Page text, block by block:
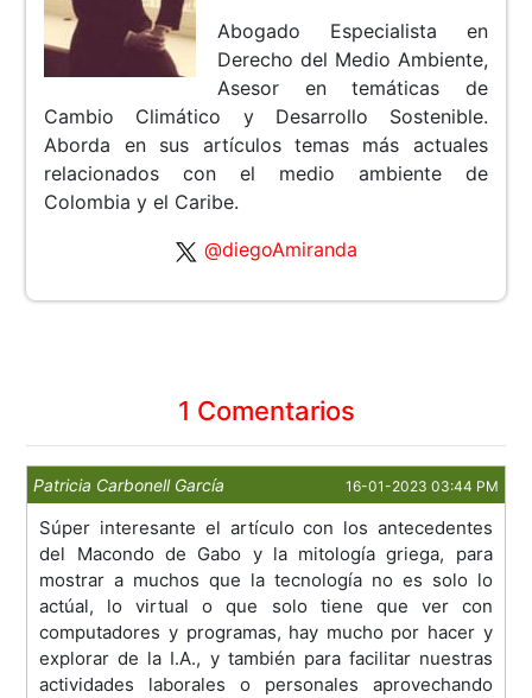
Abogado Especialista en
Derecho del Medio Ambiente,
Asesor en temáticas de
Cambio Climático y Desarrollo Sostenible.
Aborda en sus artículos temas más actuales
relacionados con el medio ambiente de
Colombia y el Caribe.
@diegoAmiranda
1 Comentarios
Patricia Carbonell García 16-01-2023 03:44 PM
Súper interesante el artículo con los antecedentes
del Macondo de Gabo y la mitología griega, para
mostrar a muchos que la tecnología no es solo lo
actúal, lo virtual o que solo tiene que ver con
computadores y programas, hay mucho por hacer y
explorar de la I.A., y también para facilitar nuestras
actividades laborales o personales aprovechando